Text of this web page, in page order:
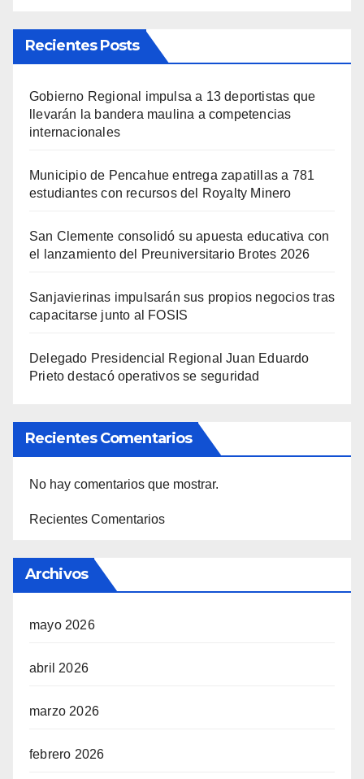
Recientes Posts
Gobierno Regional impulsa a 13 deportistas que
llevarán la bandera maulina a competencias
internacionales
Municipio de Pencahue entrega zapatillas a 781
estudiantes con recursos del Royalty Minero
San Clemente consolidó su apuesta educativa con
el lanzamiento del Preuniversitario Brotes 2026
Sanjavierinas impulsarán sus propios negocios tras
capacitarse junto al FOSIS
Delegado Presidencial Regional Juan Eduardo
Prieto destacó operativos se seguridad
Recientes Comentarios
No hay comentarios que mostrar.
Recientes Comentarios
Archivos
mayo 2026
abril 2026
marzo 2026
febrero 2026